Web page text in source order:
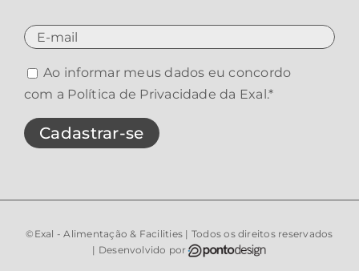
Ao informar meus dados eu concordo
com a Política de Privacidade da Exal.*
©Exal - Alimentação & Facilities | Todos os direitos reservados
| Desenvolvido por